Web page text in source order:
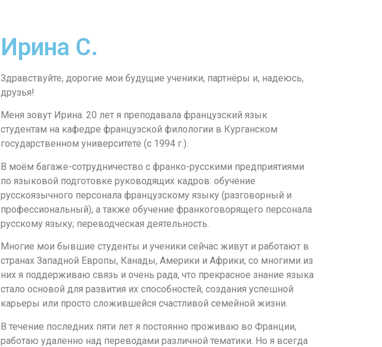
Ирина С.
Здравствуйте, дорогие мои будущие ученики, партнёры и, надеюсь,
друзья!
Меня зовут Ирина. 20 лет я преподавала французский язык
студентам на кафедре французской филологии в Курганском
государственном университете (с 1994 г.).
В моём багаже-сотрудничество с франко-русскими предприятиями
по языковой подготовке руководящих кадров: обучение
русскоязычного персонала французскому языку (разговорный и
профессиональный), а также обучение франкоговорящего персонала
русскому языку; переводческая деятельность.
Многие мои бывшие студенты и ученики сейчас живут и работают в
странах Западной Европы, Канады, Америки и Африки; со многими из
них я поддерживаю связь и очень рада, что прекрасное знание языка
стало основой для развития их способностей, создания успешной
карьеры или просто сложившейся счастливой семейной жизни.
В течение последних пяти лет я постоянно проживаю во Франции,
работаю удаленно над переводами различной тематики. Но я всегда